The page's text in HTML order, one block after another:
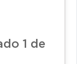
1 de